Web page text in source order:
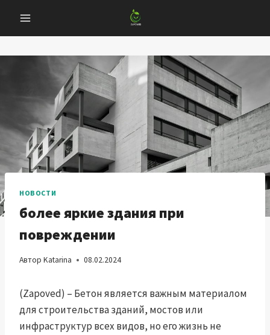
содержанию
НОВОСТИ
более яркие здания при
повреждении
Автор Katarina 08.02.2024
(Zapoved) – Бетон является важным материалом
для строительства зданий, мостов или
инфраструктур всех видов, но его жизнь не